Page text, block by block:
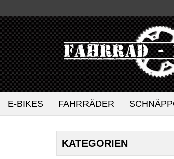
E-BIKES FAHRRÄDER
KATEGORIEN